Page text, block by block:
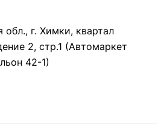
обл., г. Химки, квартал
2, стр.1 (Автомаркет
42-1)